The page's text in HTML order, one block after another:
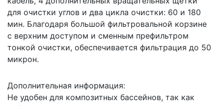
для очистки углов и два цикла очистки: 60 и 180
мин. Благодаря большой фильтровальной корзине
с верхним доступом и сменным префильтром
тонкой очистки, обеспечивается фильтрация до 50
микрон.
Дополнительная информация:
Не удобен для композитных бассейнов, так как